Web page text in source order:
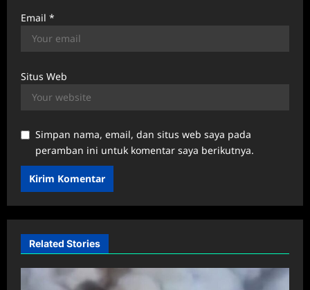
Email *
Situs Web
Simpan nama, email, dan situs web saya pada
peramban ini untuk komentar saya berikutnya.
Related Stories